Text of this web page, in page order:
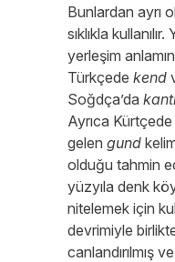
Bunlardan ayrı
sıklıkla
yerleşim
Türkçede kend
Soğdça’da
Ayrıca
gelen gund
olduğu tahmin
yüzyıla denk
nitelemek için
devrimiyle
canlandırılmış